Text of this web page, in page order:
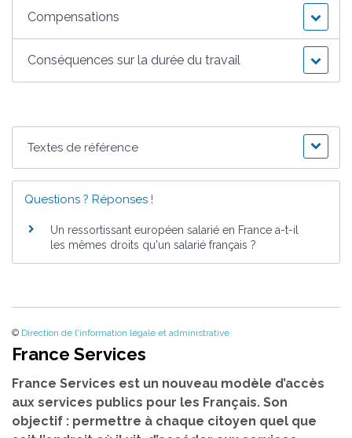
Compensations
Conséquences sur la durée du travail
Textes de référence
Questions ? Réponses !
Un ressortissant européen salarié en France a-t-il
les mêmes droits qu'un salarié français ?
© Direction de l'information légale et administrative
France Services
France Services est un nouveau modèle d’accès
aux services publics pour les Français. Son
objectif : permettre à chaque citoyen quel que